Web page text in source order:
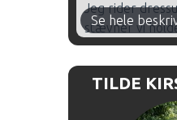
Jeg rider
stævner vi
Rideklub.
I år var jeg
repræsentere
Se hele
TILDE